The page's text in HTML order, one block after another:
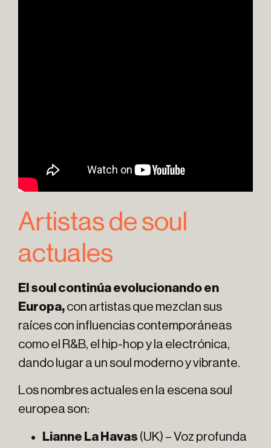
Artistas de soul
actuales
El soul continúa evolucionando en
Europa,con artistas que mezclan sus
raíces con influencias contemporáneas
como el R&B, el hip-hop y la electrónica,
dando lugar a un soul moderno y vibrante.
Los nombres actuales en la escena soul
europea son:
Lianne La Havas (UK) – Voz profunda